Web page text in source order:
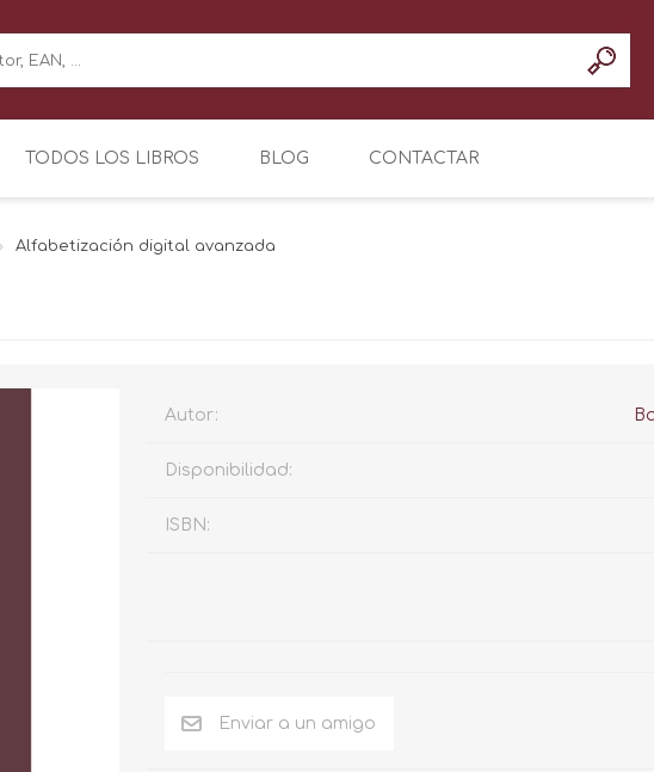
TODOS LOS LIBROS BLOG CONTACTAR
Alfabetización digital avanzada
Autor:
Disponibilidad:
ISBN: